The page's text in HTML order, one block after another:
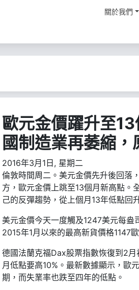
關於我們
歐元金價躍升至
國制造業再萎縮
2016年3月1日, 星期二
倫敦時間周二。美元金價先升後回落
方，歐元金價上跳至13個月新高點。
己的反彈趨勢，從上個月13年低點回
美元金價今天一度觸及1247美元每盎
2015年1月以來的最高新貨價格1147
德國法蘭克福Dax股票指數恢復到2
月低點要高10%。最新數據顯示，歐
期，而失業率也跌至四年的低點。